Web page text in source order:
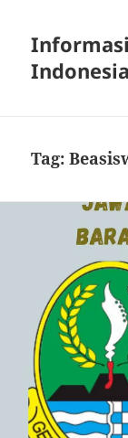
Indonesia
Tag: